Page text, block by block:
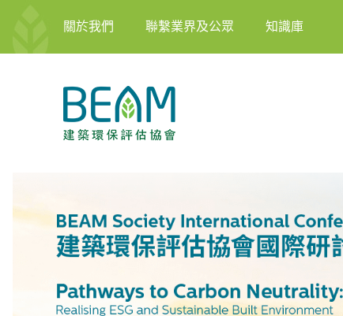
關於我們 聯繫業界及公眾 知識庫